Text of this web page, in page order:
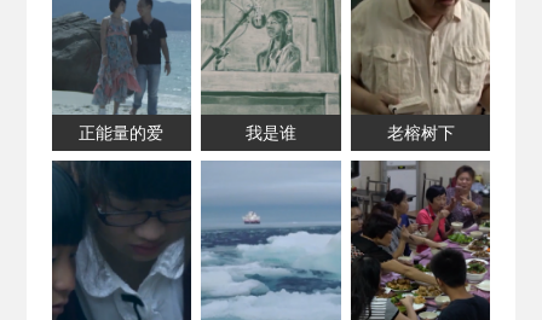
正能量的爱 我是谁 老榕树下